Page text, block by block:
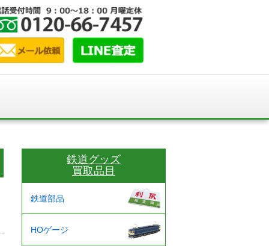
鉄道グッズ
買取品目
鉄道部品
HOゲージ